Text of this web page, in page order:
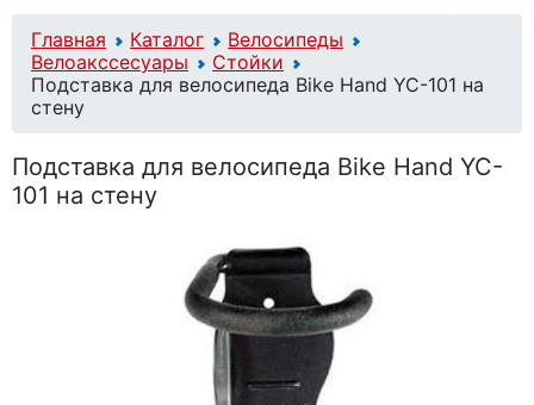
Главная Каталог
Велосипеды
Велоакссесуары
Стойки
Подставка для велосипеда Bike Hand YC-101 на
стену
Подставка для велосипеда Bike Hand YC-
101 на стену